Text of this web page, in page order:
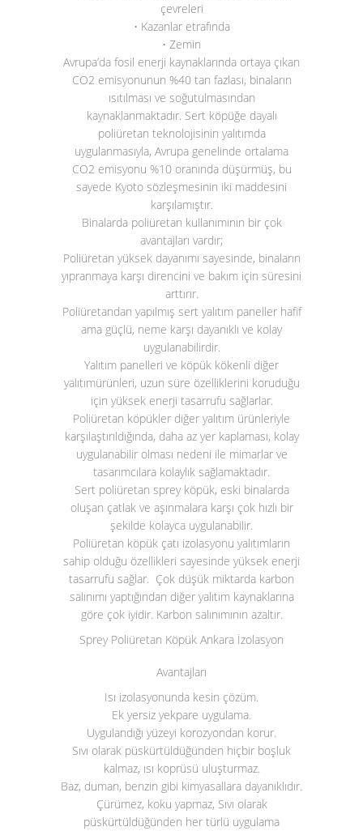
çevreleri
• Kazanlar etrafında
• Zemin
Avrupa’da fosil enerji kaynaklarında ortaya çıkan
CO2 emisyonunun %40 tan fazlası, binaların
ısıtılması ve soğutulmasından
kaynaklanmaktadır. Sert köpüğe dayalı
poliüretan teknolojisinin yalıtımda
uygulanmasıyla, Avrupa genelinde ortalama
CO2 emisyonu %10 oranında düşürmüş, bu
sayede Kyoto sözleşmesinin iki maddesini
karşılamıştır.
Binalarda poliüretan kullanımının bir çok
avantajları vardır;
Poliüretan yüksek dayanımı sayesinde, binaların
yıpranmaya karşı direncini ve bakım için süresini
arttırır.
Poliüretandan yapılmış sert yalıtım paneller hafif
ama güçlü, neme karşı dayanıklı ve kolay
uygulanabilirdir.
Yalıtım panelleri ve köpük kökenli diğer
yalıtımürünleri, uzun süre özelliklerini koruduğu
için yüksek enerji tasarrufu sağlarlar.
Poliüretan köpükler diğer yalıtım ürünleriyle
karşılaştırıldığında, daha az yer kaplaması, kolay
uygulanabilir olması nedeni ile mimarlar ve
tasarımcılara kolaylık sağlamaktadır.
Sert poliüretan sprey köpük, eski binalarda
oluşan çatlak ve aşınmalara karşı çok hızlı bir
şekilde kolayca uygulanabilir.
Poliüretan köpük çatı izolasyonu yalıtımların
sahip olduğu özellikleri sayesinde yüksek enerji
tasarrufu sağlar. Çok düşük miktarda karbon
salınımı yaptığından diğer yalıtım kaynaklarına
göre çok iyidir. Karbon salınımının azaltır.
Sprey Poliüretan Köpük Ankara İzolasyon
Avantajları
Isı izolasyonunda kesin çözüm.
Ek yersiz yekpare uygulama.
Uygulandığı yüzeyi korozyondan korur.
Sıvı olarak püskürtüldüğünden hiçbir boşluk
kalmaz, ısı koprüsü uluşturmaz.
Baz, duman, benzin gibi kimyasallara dayanıklıdır.
Çürümez, koku yapmaz, Sıvı olarak
püskürtüldüğünden her türlü uygulama